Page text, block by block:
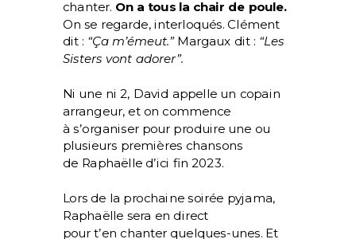
chanter. On a tous la chair de poule.
On se regarde, interloqués. Clément
dit : “Ça m’émeut.”Margaux dit : “Les
Sisters vont adorer”.
Ni une ni 2, David appelle un copain
arrangeur, et on commence
às’organiser pour produire une ou
plusieurs premières chansons
de Raphaëlle d’ici fin 2023.
Lors de la prochaine soirée pyjama,
Raphaëlle sera en direct
pour t’en chanter quelques-unes. Et